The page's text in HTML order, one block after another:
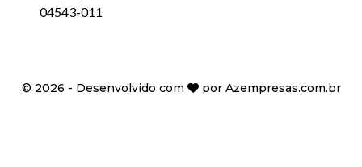
04543-011
© 2026 - Desenvolvido com por Azempresas.com.br